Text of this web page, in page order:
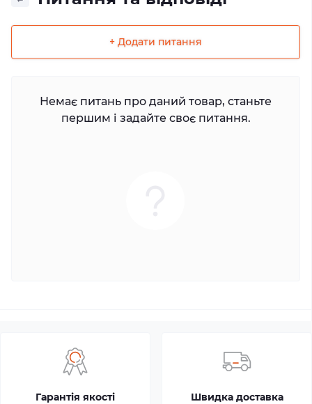
+ Додати питання
Немає питань про даний товар, станьте
першим і задайте своє питання.
Гарантія якості Швидка доставка